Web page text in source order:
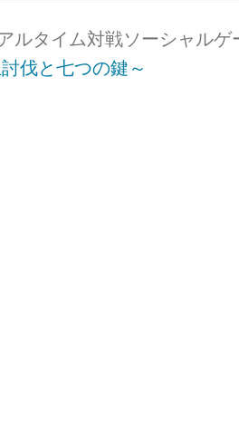
ルタイム対戦ソーシャルゲ
伐と七つの鍵～